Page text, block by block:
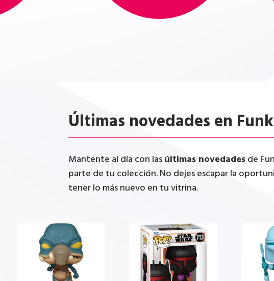
Últimas novedades en
Mantente al día con lasúltimas novedadesde
parte de tu colección. No dejes escapar la
tener lo más nuevo en tu vitrina.